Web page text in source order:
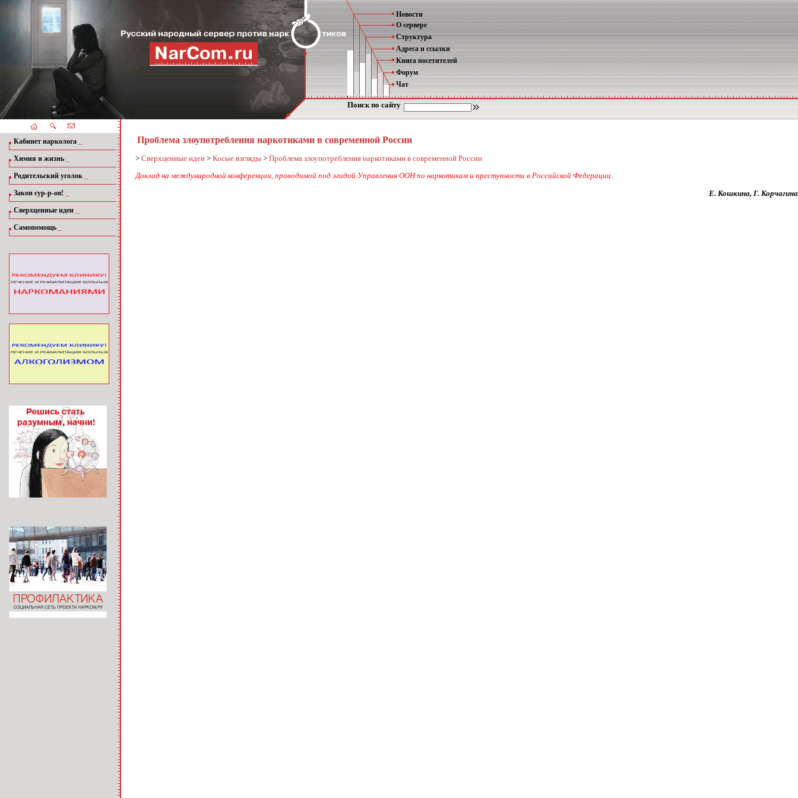
Новости
О сервере
Структура
Адреса и ссылки
Книга посетителей
Форум
Чат
Поиск по сайту
Кабинет нарколога
Химия и жизнь
Родительский уголок
Закон сур-р-ов!
Сверхценные идеи
Самопомощь
Проблема злоупотребления наркотиками в современной России
> Сверхценные идеи > Косые взгляды > Проблема злоупотребления наркотиками в современной России
Доклад на международной конференции, проводимой под эгидой Управления ООН по наркотикам и преступности в Российской Федерации.
Е. Кошкина, Г. Корчагина